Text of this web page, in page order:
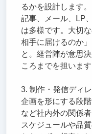
るかを設計します。
記事、メール、LP
は多様です。大切
相手に届けるのか
と。経営陣が意思
ころまでを担います
3. 制作・発信ディ
企画を形にする段
など社内外の関係
スケジュールや品